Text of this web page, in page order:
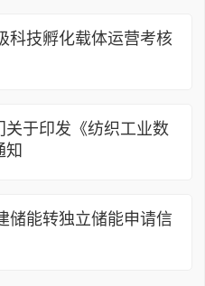
科技孵化载体运营考核
于印发《纺织工业数
知
储能转独立储能申请信